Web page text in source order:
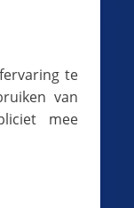
te
van
mee